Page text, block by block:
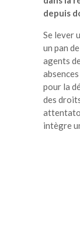
depuis
Se lever
un pan
agents
pour la
des
intègre